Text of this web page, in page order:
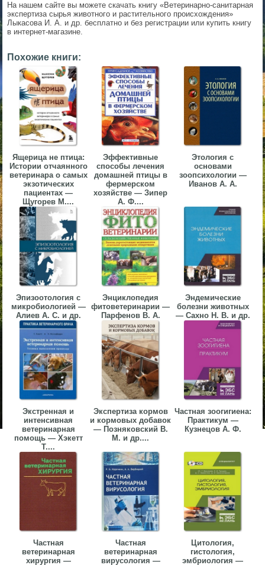
На нашем сайте вы можете скачать книгу «Ветеринарно-санитарная
экспертиза сырья животного и растительного происхождения»
Лыкасова И. А. и др. бесплатно и без регистрации или купить книгу
в интернет-магазине.
Похожие книги:
Ящерица не птица:
Истории отчаянного
ветеринара о самых
экзотических
пациентах —
Щугорев М....
Эффективные
способы лечения
домашней птицы в
фермерском
хозяйстве — Зипер
А. Ф....
Этология с
основами
зоопсихологии —
Иванов А. А.
Эпизоотология с
микробиологией —
Алиев А. С. и др.
Энциклопедия
фитоветеринарии —
Парфенов В. А.
Эндемические
болезни животных
— Сахно Н. В. и др.
Экстренная и
интенсивная
ветеринарная
помощь — Хэкетт
Т....
Экспертиза кормов
и кормовых добавок
— Позняковский В.
М. и др....
Частная зоогигиена:
Практикум —
Кузнецов А. Ф.
Частная
ветеринарная
хирургия —
Частная
ветеринарная
вирусология —
Цитология,
гистология,
эмбриология —
▼
▼
▼